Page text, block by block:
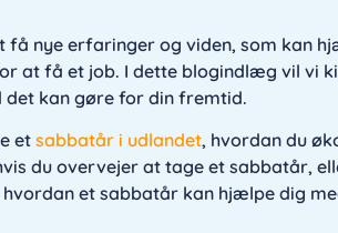
nye erfaringer og viden, som kan
at få et job. I dette blogindlæg vil vi
kan gøre for din fremtid.
et sabbatår i udlandet, hvordan du
du overvejer at tage et sabbatår,
et sabbatår kan hjælpe dig